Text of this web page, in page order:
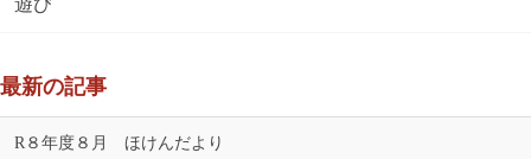
最新の記事
R８年度８月 ほけんだより